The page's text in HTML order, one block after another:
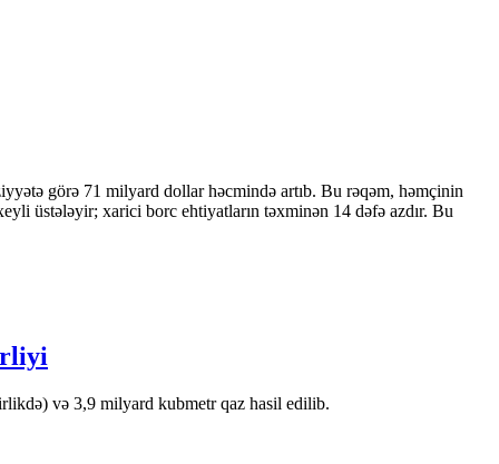
görə 71 milyard dollar həcmində artıb. Bu rəqəm, həmçinin
üstələyir; xarici borc ehtiyatların təxminən 14 dəfə azdır. Bu
və 3,9 milyard kubmetr qaz hasil edilib.